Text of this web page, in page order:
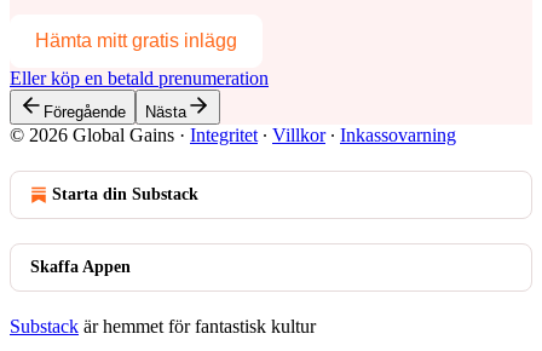
Hämta mitt gratis inlägg
Eller köp en betald prenumeration
Föregående Nästa
© 2026 Global Gains · Integritet ∙ Villkor∙ Inkassovarning
Starta din Substack
Skaffa Appen
Substack är hemmet för fantastisk kultur